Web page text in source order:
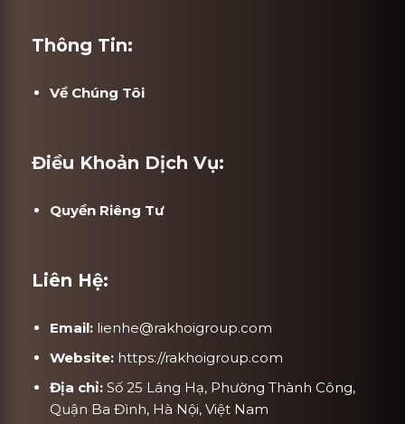
Thông Tin:
Về Chúng Tôi
Điều Khoản Dịch Vụ:
Quyền Riêng Tư
Liên Hệ:
Email: lienhe@rakhoigroup.com
Website: https://rakhoigroup.com
Địa chỉ: Số 25 Láng Hạ, Phường Thành Công,
Quận Ba Đình, Hà Nội, Việt Nam